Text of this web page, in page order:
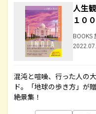
人生
１００
BOOKS
混沌と喧噪、行った人の
ド。「地球の歩き方」が
絶景集！